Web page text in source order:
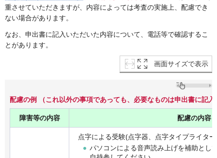
重させていただきますが、内容によっては考査の実施上、配慮でき
ない場合があります。
なお、申出書に記入いただいた内容について、電話等で確認するこ
とがあります。
画面サイズで表示
配慮の例 （これ以外の事項であっても、必要なものは申出書に記
障害等の内容 配慮の内容
点字による受験(点字器、点字タイプライタ
パソコンによる音声読み上げを補助とし